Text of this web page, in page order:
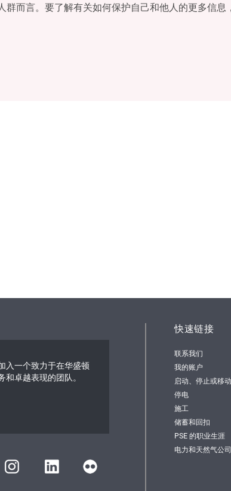
群而言。要了解有关如何保护自己和他人的更多信息
入一个致力于在华盛顿
和卓越表现的团队。
快速链接
联系我们
我的账户
启动、停止或移动
停电
施工
储蓄和回扣
PSE 的职业生涯
电力和天然气公